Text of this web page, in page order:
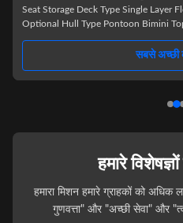
system for entertainment 8
Single layer deck design Seagrass/
layer pontoon boat combinesसबसे अच्छी
हमारे
हमारा मिशन हमारे ग्राहकों को
गुणवत्ता" और "अच्छी सेवा" और